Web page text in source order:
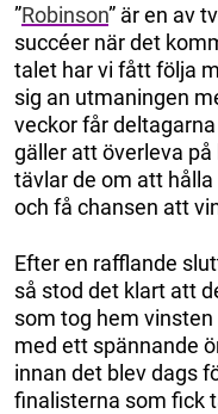
”Robinson” är en av
succéer när det
talet har vi fått följa
sig an utmaningen
veckor får
gäller att överleva
tävlar de om att
och få chansen att
Efter en rafflande
så stod det klart att
som tog hem
med ett spännande
innan det blev dags
finalisterna som fick